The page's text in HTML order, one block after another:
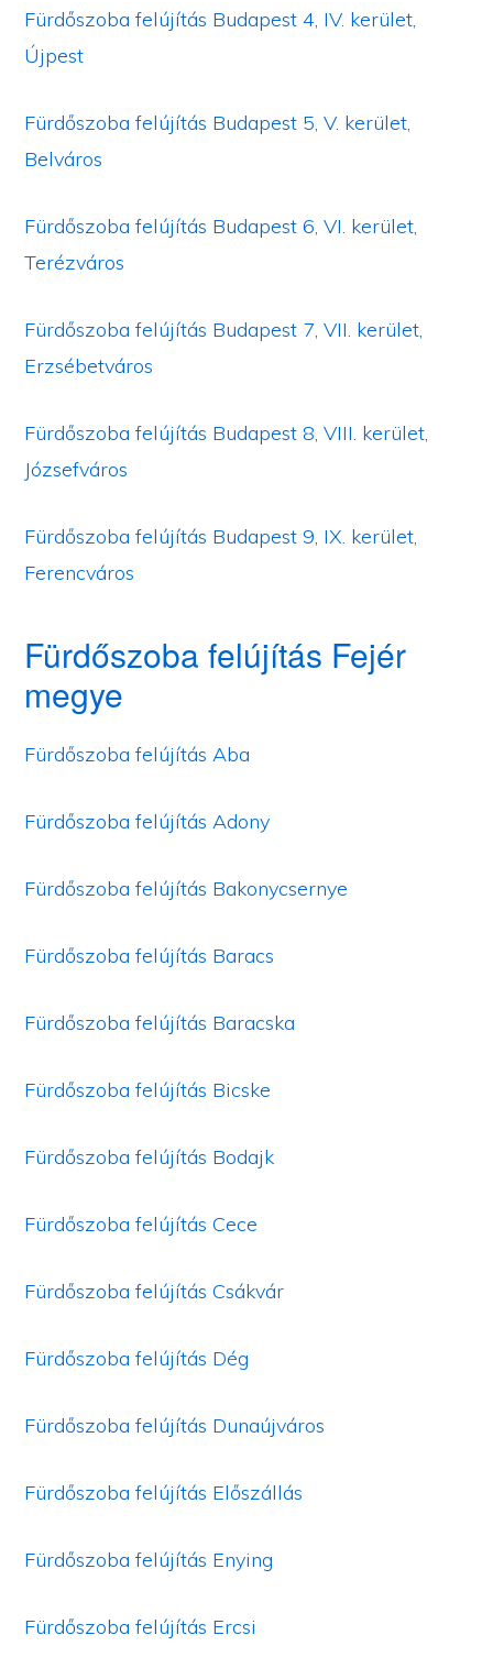
Fürdőszoba felújítás Budapest 4, IV. kerület,
Újpest
Fürdőszoba felújítás Budapest 5, V. kerület,
Belváros
Fürdőszoba felújítás Budapest 6, VI. kerület,
Terézváros
Fürdőszoba felújítás Budapest 7, VII. kerület,
Erzsébetváros
Fürdőszoba felújítás Budapest 8, VIII. kerület,
Józsefváros
Fürdőszoba felújítás Budapest 9, IX. kerület,
Ferencváros
Fürdőszoba felújítás Fejér
megye
Fürdőszoba felújítás Aba
Fürdőszoba felújítás Adony
Fürdőszoba felújítás Bakonycsernye
Fürdőszoba felújítás Baracs
Fürdőszoba felújítás Baracska
Fürdőszoba felújítás Bicske
Fürdőszoba felújítás Bodajk
Fürdőszoba felújítás Cece
Fürdőszoba felújítás Csákvár
Fürdőszoba felújítás Dég
Fürdőszoba felújítás Dunaújváros
Fürdőszoba felújítás Előszállás
Fürdőszoba felújítás Enying
Fürdőszoba felújítás Ercsi